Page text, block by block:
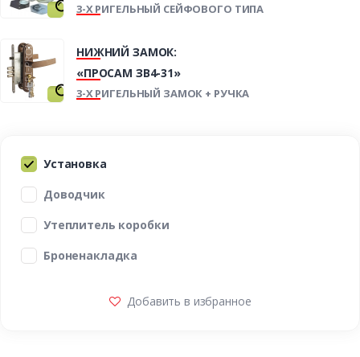
3-Х РИГЕЛЬНЫЙ СЕЙФОВОГО ТИПА
НИЖНИЙ ЗАМОК:
«ПРОСАМ ЗВ4-31»
3-Х РИГЕЛЬНЫЙ ЗАМОК + РУЧКА
Установка
Доводчик
Утеплитель коробки
Броненакладка
Добавить в избранное